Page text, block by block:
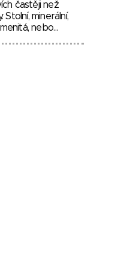
častěji než
Stolní, minerální,
nebo…